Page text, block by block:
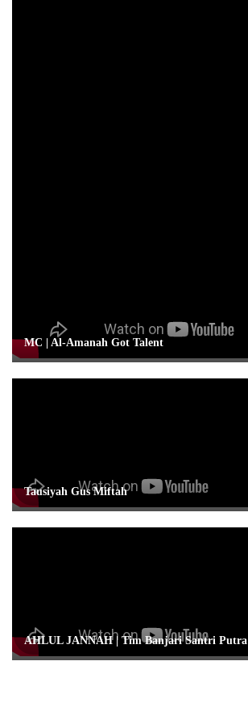
MC | Al-Amanah Got Talent
Tausiyah Gus Miftah
AHLUL JANNAH | Tim Banjari Santri Putra